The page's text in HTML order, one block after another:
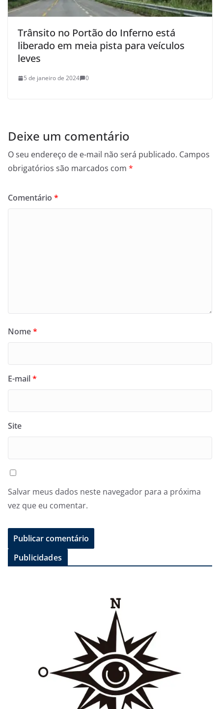
Trânsito no Portão do Inferno está
liberado em meia pista para veículos
leves
5 de janeiro de 2024 0
Deixe um comentário
O seu endereço de e-mail não será publicado. Campos
obrigatórios são marcados com *
Comentário *
Nome*
E-mail*
Site
Salvar meus dados neste navegador para a próxima
vez que eu comentar.
Publicidades